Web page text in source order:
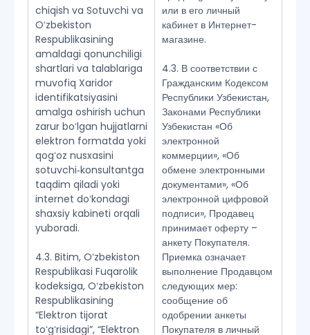
chiqish va Sotuvchi va
Oʻzbekiston
Respublikasining
amaldagi qonunchiligi
shartlari va talablariga
muvofiq Xaridor
identifikatsiyasini
amalga oshirish uchun
zarur boʻlgan hujjatlarni
elektron formatda yoki
qogʻoz nusxasini
sotuvchi‑konsultantga
taqdim qiladi yoki
internet doʻkondagi
shaxsiy kabineti orqali
yuboradi.
4.3. Bitim, Oʻzbekiston
Respublikasi Fuqarolik
kodeksiga, Oʻzbekiston
Respublikasining
“Elektron tijorat
toʻgʻrisidagi”, “Elektron
или в его личный
кабинет в Интернет-
магазине.
4.3. В соответствии с
Гражданским Кодексом
Республики Узбекистан,
Законами Республики
Узбекистан «Об
электронной
коммерции», «Об
обмене электронными
документами», «Об
электронной цифровой
подписи», Продавец
принимает оферту –
анкету Покупателя.
Приемка означает
выполнение Продавцом
следующих мер:
сообщение об
одобрении анкеты
Покупателя в личный